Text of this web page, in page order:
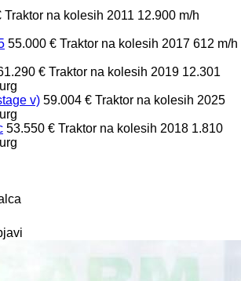
Traktor na kolesih 2011 12.900 m/h
55.000 € Traktor na kolesih 2017 612 m/h
€ Traktor na kolesih 2019 12.301
v) 59.004 € Traktor na kolesih 2025
53.550 € Traktor na kolesih 2018 1.810